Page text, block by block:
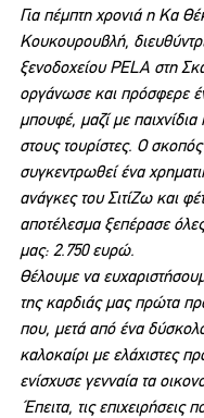
Για πέμπτη χρονιά η Κα
Κουκουρουβλή,
ξενοδοχείου PELA στη
οργάνωσε και πρόσφερε
μπουφέ, μαζί με
στους τουρίστες. Ο
συγκεντρωθεί ένα
ανάγκες του ΣιτίΖω και
αποτέλεσμα ξεπέρασε
μας: 2.750 ευρώ.
Θέλουμε να
της καρδιάς μας πρώτα
που, μετά από ένα
καλοκαίρι με ελάχιστες
ενίσχυσε γενναία τα
Έπειτα, τις επιχειρήσεις